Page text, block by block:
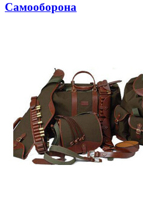
Самооборона